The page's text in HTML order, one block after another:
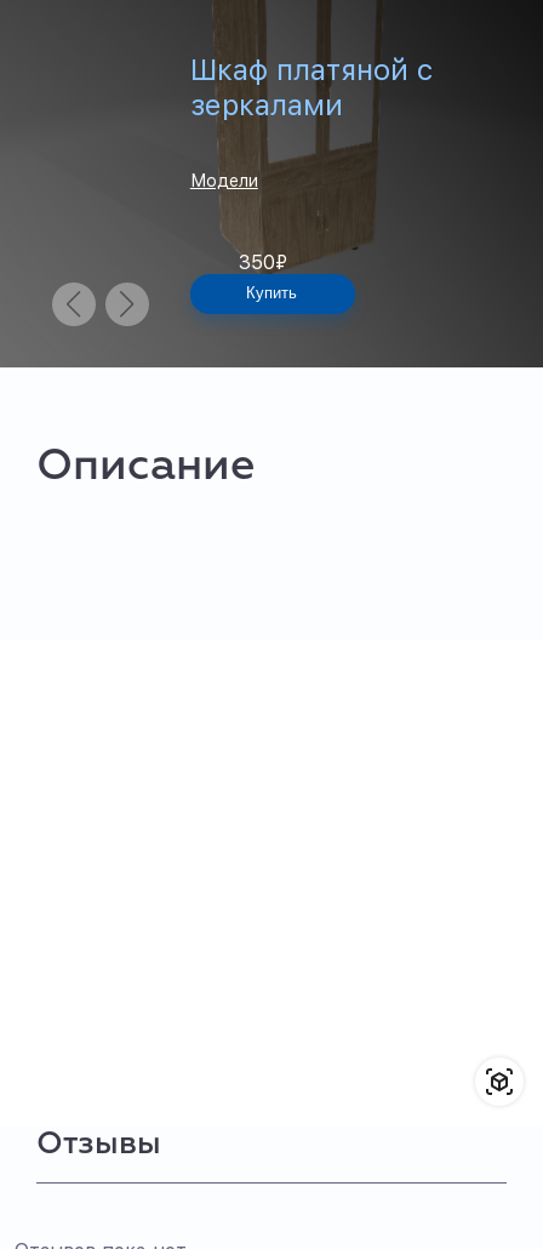
Шкаф платяной с
зеркалами
Модели
350₽
Купить
Описание
Отзывы